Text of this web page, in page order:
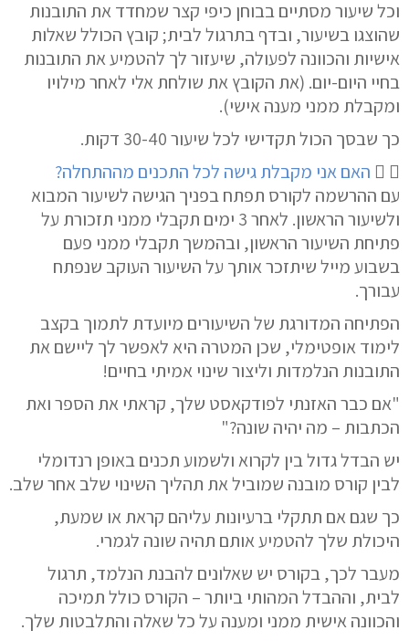
וכל שיעור מסתיים בבוחן כיפי קצר שמחדד את התובנות
שהוצגו בשיעור, ובדף בתרגוללבית; קובץ הכולל שאלות
אישיות והכוונה לפעולה, שיעזור לך להטמיע את התובנות
בחיי היום-יום. (את הקובץ את שולחת אלי לאחר מילויו
ומקבלת ממני מענה אישי).
כך שבסך הכול תקדישי לכל שיעור 30-40 דקות
.
האם אני מקבלת גישה לכל התכנים מההתחלה?
עם ההרשמה לקורס תפתח בפניך הגישה לשיעור המבוא
ולשיעור הראשון. לאחר 3 ימים תקבלי ממני תזכורת על
פתיחת השיעור הראשון, ובהמשך תקבלי ממני פעם
בשבוע מייל שיתזכר אותך על השיעור העוקב שנפתח
עבורך.
הפתיחה המדורגת של השיעורים מיועדת לתמוך בקצב
לימוד אופטימלי, שכן המטרה היא לאפשר לך ליישםאת
התובנות הנלמדות וליצור שינויאמיתי בחיים!
"אם כבר האזנתי לפודקאסט שלך, קראתי את הספר ואת
הכתבות – מה יהיה שונה?"
יש הבדל גדולבין לקרוא ולשמוע תכנים באופן רנדומלי
לבין קורס מובנה שמוביל את תהליך השינוי שלב אחר שלב.
כך שגם אם תתקלי ברעיונות עליהם קראת או שמעת,
היכולת שלך להטמיע אותם תהיה שונה לגמרי.
מעבר לכך, בקורס יש שאלונים להבנת הנלמד, תרגול
לבית, וההבדל המהותי ביותר– הקורס כוללתמיכה
והכוונה אישית ממני ומענה על כל שאלה והתלבטות שלך.